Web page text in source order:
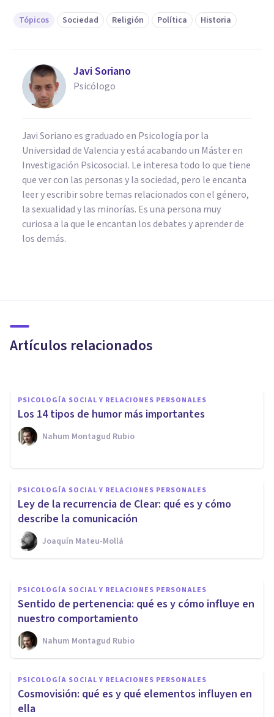
Tópicos Sociedad Religión Política Historia
Javi Soriano
Psicólogo
Javi Soriano es graduado en Psicología por la
Universidad de Valencia y está acabando un Máster en
Investigación Psicosocial. Le interesa todo lo que tiene
que ver con las personas y la sociedad, pero le encanta
leer y escribir sobre temas relacionados con el género,
la sexualidad y las minorías. Es una persona muy
curiosa a la que le encantan los debates y aprender de
los demás.
Artículos relacionados
Partidista?
PSICOLOGÍA SOCIAL Y RELACIONES PERSONALES
Los 14 tipos de humor más importantes
Nahum Montagud Rubio
PSICOLOGÍA SOCIAL Y RELACIONES PERSONALES
Ley de la recurrencia de Clear: qué es y cómo
describe la comunicación
Joaquín Mateu-Mollá
¿Qué son los Estudios
Transculturales?
Javi Soriano
PSICOLOGÍA SOCIAL Y RELACIONES PERSONALES
Sentido de pertenencia: qué es y cómo influye en
nuestro comportamiento
Nahum Montagud Rubio
PSICOLOGÍA SOCIAL Y RELACIONES PERSONALES
Cosmovisión: qué es y qué elementos influyen en
ella